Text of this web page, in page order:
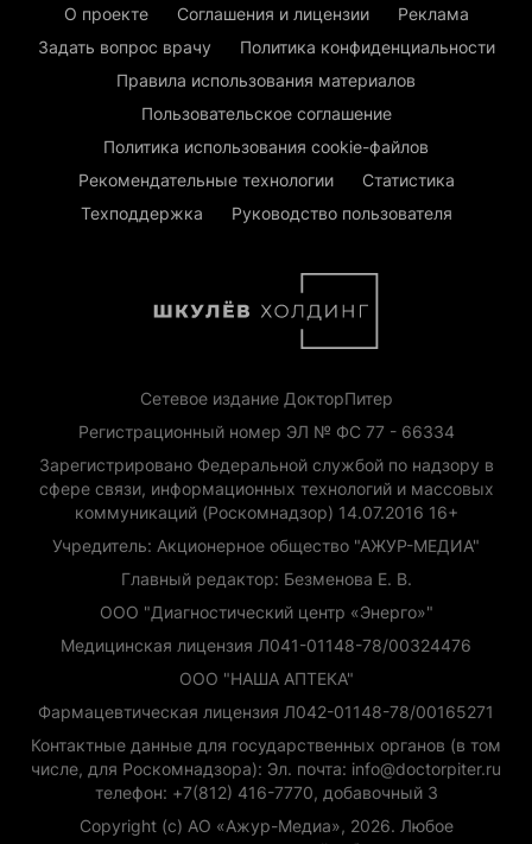
О проекте Соглашения и лицензии
Реклама
Задать вопрос врачу
Политика конфиденциальности
Правила использования материалов
Пользовательское соглашение
Политика использования cookie-файлов
Рекомендательные технологии
Статистика
Техподдержка
Руководство пользователя
Сетевое издание ДокторПитер
Регистрационный номер ЭЛ № ФС 77 - 66334
Зарегистрировано Федеральной службой по надзору в
сфере связи, информационных технологий и массовых
коммуникаций (Роскомнадзор) 14.07.2016 16+
Учредитель: Акционерное общество "АЖУР-МЕДИА"
Главный редактор: Безменова Е. В.
ООО "Диагностический центр «Энерго»"
Медицинская лицензия Л041-01148-78/00324476
ООО "НАША АПТЕКА"
Фармацевтическая лицензия Л042-01148-78/00165271
Контактные данные для государственных органов (в том
числе, для Роскомнадзора): Эл. почта: info@doctorpiter.ru
телефон: +7(812) 416-7770, добавочный 3
Copyright (с) АО «Ажур-Медиа», 2026. Любое